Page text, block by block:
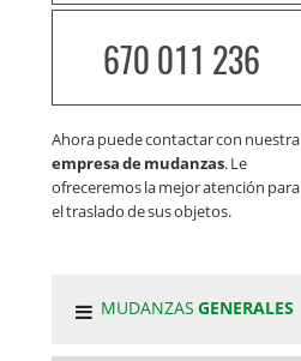
670 011 236
Ahora puede contactar con nuestra
empresa de mudanzas. Le
ofreceremos la mejor atención para
el traslado de sus objetos.
MUDANZAS GENERALES